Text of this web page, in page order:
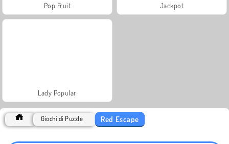
Pop Fruit Jackpot
Lady Popular
Giochi di Puzzle Red Escape